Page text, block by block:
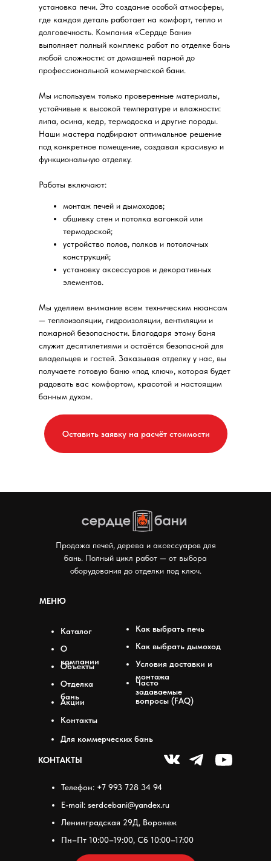
установка печи. Это создание особой атмосферы,
где каждая деталь работает на комфорт, тепло и
долговечность. Компания «Сердце Бани»
выполняет полный комплекс работ по отделке бань
любой сложности: от домашней парной до
профессиональной коммерческой бани.
Мы используем только проверенные материалы,
устойчивые к высокой температуре и влажности:
липа, осина, кедр, термодоска и другие породы.
Наши мастера подбирают оптимальное решение
под конкретное помещение, создавая красивую и
функциональную отделку.
Работы включают:
монтаж печей и дымоходов;
обшивку стен и потолка вагонкой или
термодоской;
устройство полов, полков и потолочных
конструкций;
установку аксессуаров и декоративных
элементов.
Мы уделяем внимание всем техническим нюансам
— теплоизоляции, гидроизоляции, вентиляции и
пожарной безопасности. Благодаря этому баня
служит десятилетиями и остаётся безопасной для
владельцев и гостей. Заказывая отделку у нас, вы
получаете готовую баню «под ключ», которая будет
радовать вас комфортом, красотой и настоящим
банным духом.
Оставить заявку на расчёт стоимости
Продажа печей, дерева и аксессуаров для
бань. Полный цикл работ — от выбора
оборудования до отделки под ключ.
Мы в соцсетях:
Каталог
О
компании
Объекты
Отделка
бань
Акции
Как выбрать печь
Как выбрать дымоход
Условия доставки и
монтажа
Часто
задаваемые
вопросы (FAQ)
Телефон: +7 993 728 34 94
E-mail: serdcebani@yandex.ru
Ленинградская 29Д, Воронеж
Пн–Пт 10:00–19:00, Сб 10:00–17:00
МЕНЮ
КОНТАКТЫ
Для коммерческих бань
Контакты